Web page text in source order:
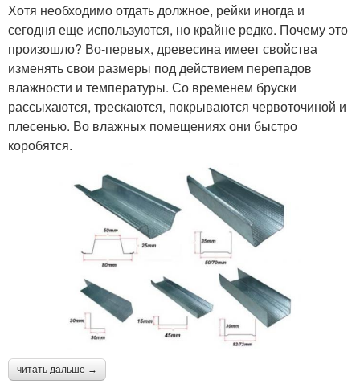
Хотя необходимо отдать должное, рейки иногда и
сегодня еще используются, но крайне редко. Почему это
произошло? Во-первых, древесина имеет свойства
изменять свои размеры под действием перепадов
влажности и температуры. Со временем бруски
рассыхаются, трескаются, покрываются червоточиной и
плесенью. Во влажных помещениях они быстро
коробятся.
читать дальше →